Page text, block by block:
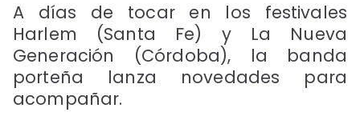
A días de tocar en los festivales
Harlem (Santa Fe) y La Nueva
Generación (Córdoba), la banda
porteña lanza novedades para
acompañar.